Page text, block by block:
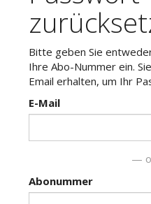
Immobilien
Veranstaltungen
Stellen